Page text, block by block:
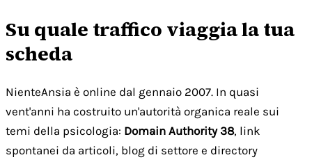
Su quale traffico viaggia la tua
scheda
NienteAnsia è online dal gennaio 2007. In quasi
vent'anni ha costruito un'autorità organica reale sui
temi della psicologia: Domain Authority 38, link
spontanei da articoli, blog di settore e directory